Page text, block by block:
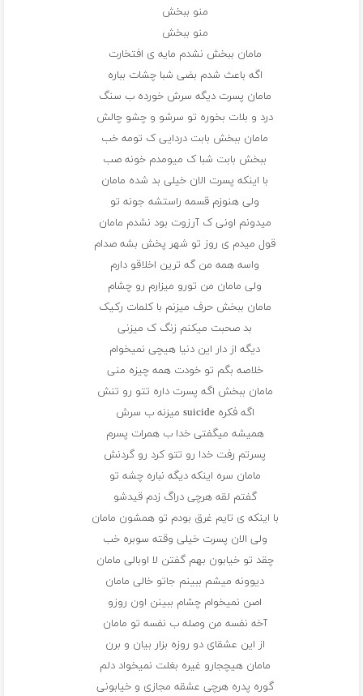
منو ببخش
منو ببخش
مامان ببخش نشدم مایه ی افتخارت
اگه باعث شدم بضی شبا چشات بباره
مامان پسرت دیگه سرش خورده ب سنگ
درد و بلات بخوره تو سرشو و چشو چالش
مامان ببخش بابت دردایی ک تومه خب
ببخش بابت شبا ک میومدم خونه صب
با اینکه پسرت الان خیلی بد شده مامان
ولی هنوزم قسمه راستشه جونه تو
میدونم اونی ک آرزوت بود نشدم مامان
قول میدم ی روز تو شهر پخش بشه صدام
واسه همه من گه ترین اخلاقو دارم
ولی مامان من تورو میزارم رو چشام
مامان ببخش حرف میزنم با کلمات رکیک
بد صحبت میکنم زنگ ک میزنی
دیگه از دار این دنیا هیچی نمیخوام
خلاصه بگم تو خودت همه چیزه منی
مامان ببخش اگه پسرت داره تتو رو تنش
اگه فکره suicide میزنه ب سرش
همیشه میگفتی خدا ب همرات پسرم
پسرتم رفت خدا رو تتو کرد رو‌ گردنش
مامان سره اینکه دیگه نباره چشه تو
گفتم لقه هرچی دراگ زدم قیدشو
با اینکه ی تایم غرق بودم تو همشون مامان
ولی الان پسرت خیلی وقته سوبره خب
چقد تو خیابون بهم گفتن لا اوبالی مامان
دیوونه میشم ببینم جاتو خالی مامان
اصن نمیخوام چشام ببینن اون روزو
آخه نفسه من وصله ب نفسه تو مامان
از این عشقای دو روزه بزار بیان و برن
مامان هیچجارو غیره بغلت نمیخواد دلم
گوره پدره هرچی عشقه مجازی و خیابونی